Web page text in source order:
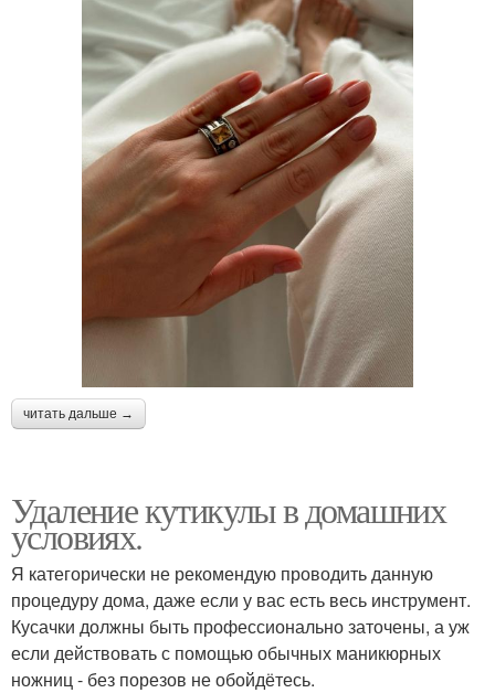
читать дальше →
Удаление кутикулы в домашних
условиях.
Я категорически не рекомендую проводить данную
процедуру дома, даже если у вас есть весь инструмент.
Кусачки должны быть профессионально заточены, а уж
если действовать с помощью обычных маникюрных
ножниц - без порезов не обойдётесь.